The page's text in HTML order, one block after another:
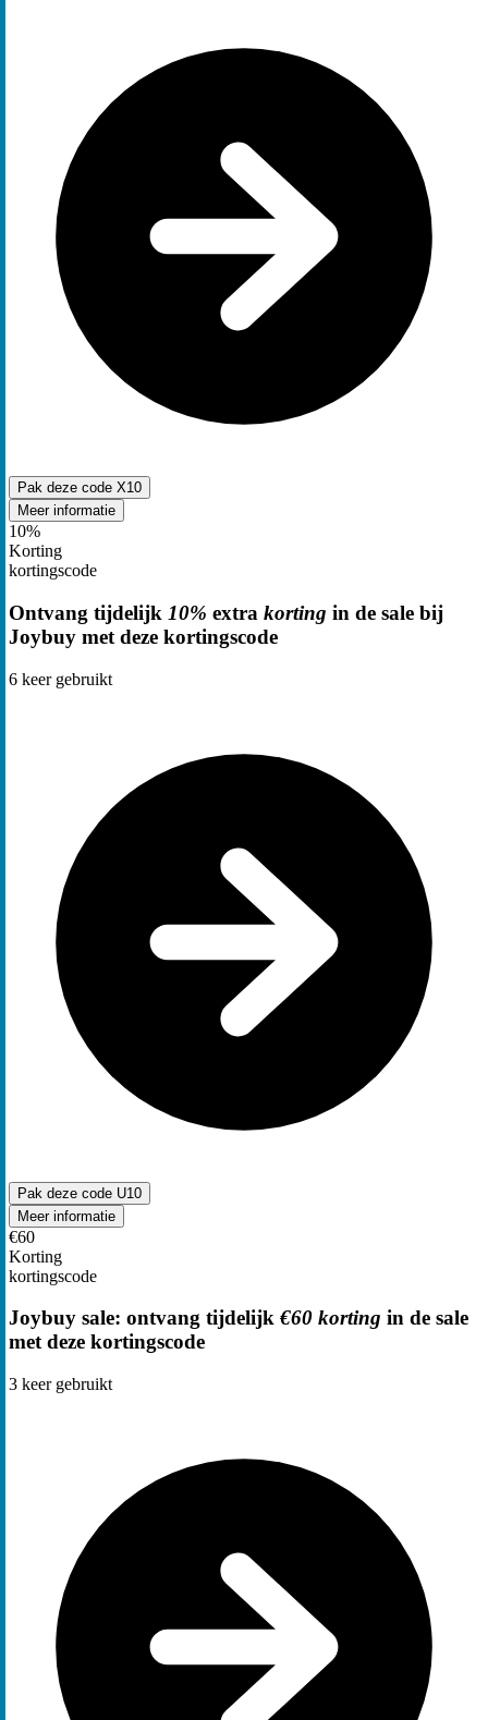
Pak deze code X10
Meer informatie
10%
Korting
kortingscode
Ontvang tijdelijk 10% extra korting in de sale bij
Joybuy met deze kortingscode
6 keer gebruikt
Pak deze code U10
Meer informatie
€60
Korting
kortingscode
Joybuy sale: ontvang tijdelijk €60 korting in de sale
met deze kortingscode
3 keer gebruikt